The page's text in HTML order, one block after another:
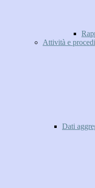
Attività e
Dati